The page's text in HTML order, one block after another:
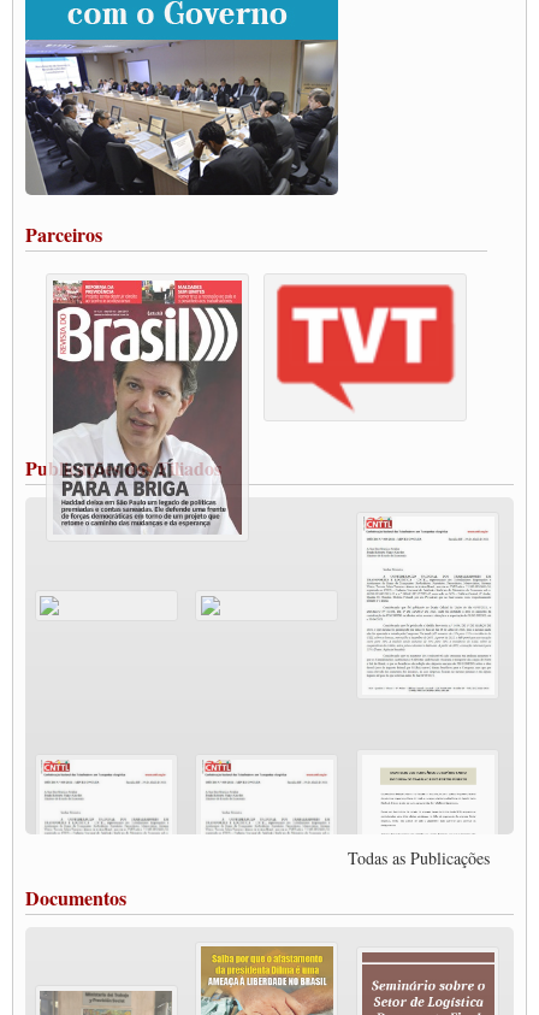
Grande Conquista da Categoria transporte de Cargas e Caminhoneiros Autonomos
ENCONTRO INTERNACIONAL EM APOIO A CLASSE TRABALHADORA
DO BRASIL E A ELEIÇÃO 2022
Carta às Brasileiras e aos Brasileiros em Defesa do Estado Democrático de Direito
Paulinho, presidente da CNTTL, faz balanço do 3º Congresso da CNTTL
Caminhoneiros aprovam greve a partir do 1º de novembro
Rodoviários de Feira Santana fazem Assembleia para avaliar proposta de reajuste
salarial
Vacina Já: Lockdown de 24 horas dos trabalhadores em transportes está mantido,
Condutores de Guarulhos farão greve sanitária nesta terça-feira (20)
Paralisação dos Caminhoneiros na #BR285, entrocamento que liga o Mercosul ao
Rio Grande
Caminhoneiros bloqueiam duas faixas na Castello Branco e fazem protesto
Modal-Live #13 Aumento da Violência Contra Mulher e o Adoecimento da Classe
Trabalhadora em Tempos de Pandemia
MODAL-LIVE#12 POLÍTICAS PÚBLICAS DE TRANSPORTE PARA A
CLASSE TRABALHADORA E ELEIÇÕES NA PANDEMIA
MODAL-LIVE#11 POLÍTICAS PÚBLICAS DE TRANSPORTE
JUVENTUDE DO TRANSPORTE: POR QUE DEVEMOS NOS ORGANIZAR?
Fabio Primo testa positivo para Coronavírus, mas está bem de saúde
Modal-Live#9 Quais são os direitos dos trabalhador@s que contraem a Covid-19 na
Participe da Campanha Fora Bolsonaro
CNTTL e FECOOTAC apoiam Campanha de testes de COVID-19 para
MODAL-LIVE#8 - Lideranças sindicais da CNTTL, CGTB e dos caminhoneiros
O PAPEL DA ITF E FUTAC NAS LUTAS, EMPREGO, DIREITOS EM
ESCALA GLOBAL E DA DEFESA DA VIDA
Modal-Live #6: Com participação especial do professor da Unisinos e Doutor em
Ciências da Comunicação da USP, Rafael Grohmann, que coordena uma pesquisa
MODAL-LIVE #5 IMPACTOS DA COVID-19 NO TRABALHO VIÁRIO
(15/06/2020)
MODAL-LIVE #4 A privatização da gestão portuária e a Pandemia (9/06/2020)
Parceiros
Publicações dos Filiados
Todas as Publicações
Documentos